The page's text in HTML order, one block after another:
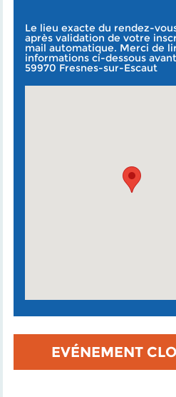
Le lieu exacte du rendez-
après validation de votre
mail automatique. Merci de
informations ci-dessous
59970 Fresnes-sur-Escaut
EVÉNEMENT